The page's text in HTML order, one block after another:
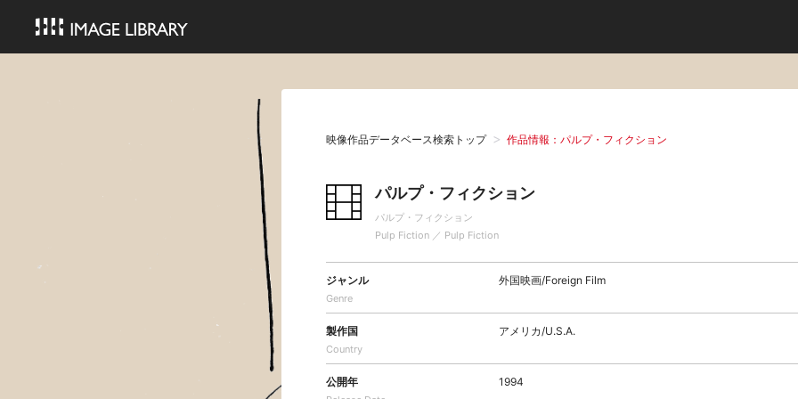
映像作品データベース検索トップ 作品情報：パルプ・フィクション
パルプ・フィクション
パルプ・フィクション
Pulp Fiction ／ Pulp Fiction
ジャンル
Genre
外国映画/Foreign Film
製作国
Country
アメリカ/U.S.A.
公開年 1994